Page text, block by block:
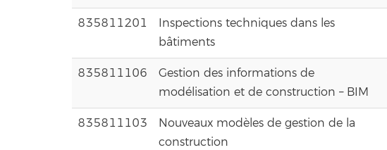
835811201
Inspections techniques dans les
bâtiments
835811106
Gestion des informations de
modélisation et de construction – BIM
835811103
Nouveaux modèles de gestion de la
construction